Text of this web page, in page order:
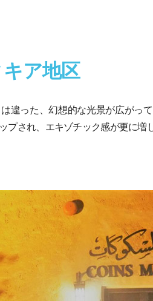
ア地区
違った、幻想的な光景が広がっ
プされ、エキゾチック感が更に増